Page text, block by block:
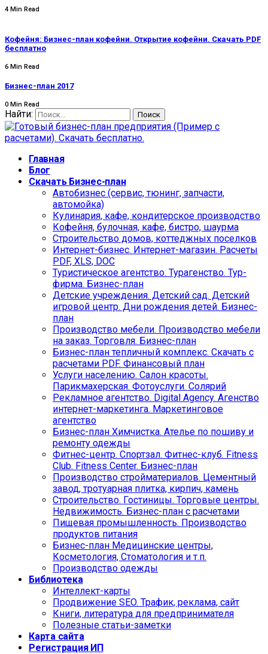
4 Min Read
Кофейня: Бизнес-план кофейни. Открытие кофейни. Скачать PDF
бесплатно
6 Min Read
Бизнес-план 2017
0 Min Read
Найти:
Главная
Блог
Скачать Бизнес-план
Автобизнес (сервис, тюнинг, запчасти,
автомойка)
Кулинария, кафе, кондитерское производство
Кофейня, булочная, кафе, бистро, шаурма
Строительство домов, коттеджных поселков
Интернет-бизнес. Интернет-магазин. Расчеты
PDF, XLS, DOC
Туристическое агентство. Турагенство. Тур-
фирма. Бизнес-план
Детские учреждения. Детский сад. Детский
игровой центр. Дни рождения детей. Бизнес-
план
Производство мебели. Производство мебели
на заказ. Торговля. Бизнес-план
Бизнес-план тепличный комплекс. Скачать с
расчетами PDF. Финансовый план
Услуги населению. Салон красоты.
Парикмахерская. Фотоуслуги. Солярий
Рекламное агентство. Digital Agency. Агенство
интернет-маркетинга. Маркетинговое
агентство
Бизнес-план Химчистка. Ателье по пошиву и
ремонту одежды
Фитнес-центр. Спортзал. Фитнес-клуб. Fitness
Club. Fitness Center. Бизнес-план
Производство стройматериалов. Цементный
завод, тротуарная плитка, кирпич, камень
Строительство. Гостиницы. Торговые центры.
Недвижимость. Бизнес-план с расчетами
Пищевая промышленность. Производство
продуктов питания
Бизнес-план Медицинские центры,
Косметология, Стоматология и т.п.
Производство одежды
Библиотека
Интеллект-карты
Продвижение SEO. Трафик, реклама, сайт
Книги, литература для предпринимателя
Полезные статьи-заметки
Карта сайта
Регистрация ИП